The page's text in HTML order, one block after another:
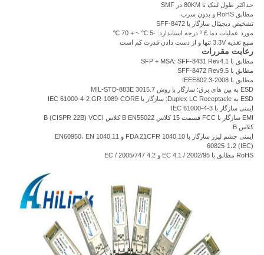
حداکثر طول لینک تا 80KM در SMF
مطابق RoHS و بدون سرب
تشخیص دیجیتال سازگار با SFF-8472
مورد عملیات دما £ º درجه استاندارد: -5 ℃ ~ + 70 ℃
منبع تغذیه 3.3V تنها و از دست دادن قدرت کم است
رعایت مقررات
مطابق با SFP + MSA: SFF-8431 Rev4.1
مطابق با SFF-8472 Rev9.5
مطابق با IEEE802.3-2008
ESD به پین ​​های برق: سازگار با روش MIL-STD-883E 3015.7
ESD به Duplex LC Receptacle: سازگار با IEC 61000-4-2 GR-1089-CORE
ایمنی سازگار با IEC 61000-4-3
EMI سازگار با FCC قسمت 15 کلاس B EN55022 کلاس B (CISPR 22B) VCCI
کلاس B
ایمنی چشم لیزر سازگار با FDA 21CFR 1040.10 و 1040.11 EN60950، EN
(IEC) 60825-1،2
RoHS مطابق با 2002/95 / EC 4.1 و 4.2 2005/747 / EC